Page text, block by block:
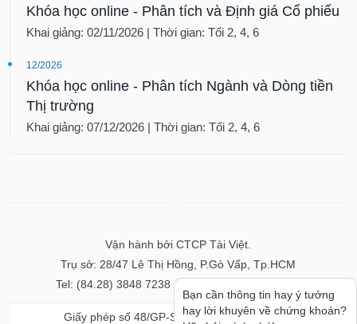
Khóa học online - Phân tích và Định giá Cổ phiếu
Khai giảng: 02/11/2026 | Thời gian: Tối 2, 4, 6
12/2026
Khóa học online - Phân tích Ngành và Dòng tiền
Thị trường
Khai giảng: 07/12/2026 | Thời gian: Tối 2, 4, 6
Vận hành bởi CTCP Tài Việt.
Trụ sở: 28/47 Lê Thị Hồng, P.Gò Vấp, Tp.HCM
Tel: (84.28) 3848 7238 - Fax: (84.28) 3848 7237
Giấy phép số 48/GP-STTTT ngày 04/11/2016
Bạn cần thông tin hay ý tưởng
hay lời khuyên về chứng khoán?